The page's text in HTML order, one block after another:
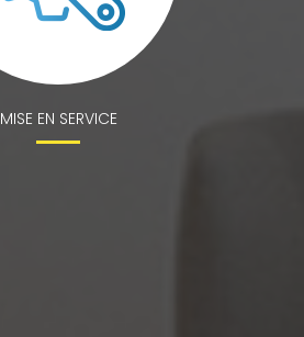
MISE EN SERVICE